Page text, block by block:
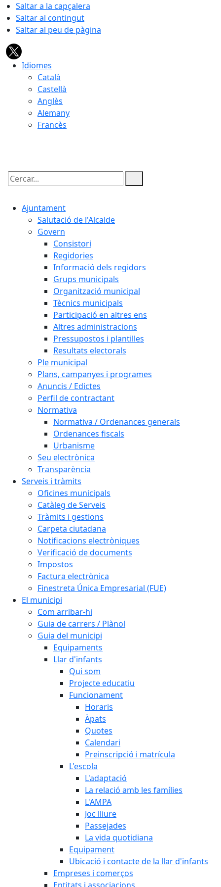
Saltar a la capçalera
Saltar al contingut
Saltar al peu de pàgina
Idiomes
Català
Castellà
Anglès
Alemany
Francès
Cercar:
Ajuntament
Salutació de l'Alcalde
Govern
Consistori
Regidories
Informació dels regidors
Grups municipals
Organització municipal
Tècnics municipals
Participació en altres ens
Altres administracions
Pressupostos i plantilles
Resultats electorals
Ple municipal
Plans, campanyes i programes
Anuncis / Edictes
Perfil de contractant
Normativa
Normativa / Ordenances generals
Ordenances fiscals
Urbanisme
Seu electrònica
Transparència
Serveis i tràmits
Oficines municipals
Catàleg de Serveis
Tràmits i gestions
Carpeta ciutadana
Notificacions electròniques
Verificació de documents
Impostos
Factura electrònica
Finestreta Única Empresarial (FUE)
El municipi
Com arribar-hi
Guia de carrers / Plànol
Guia del municipi
Equipaments
Llar d'infants
Qui som
Projecte educatiu
Funcionament
Horaris
Àpats
Quotes
Calendari
Preinscripció i matrícula
L'escola
L'adaptació
La relació amb les famílies
L'AMPA
Joc lliure
Passejades
La vida quotidiana
Equipament
Ubicació i contacte de la llar d'infants
Empreses i comerços